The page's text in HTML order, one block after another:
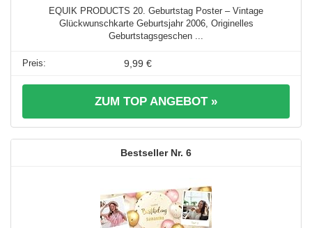
EQUIK PRODUCTS 20. Geburtstag Poster – Vintage
Glückwunschkarte Geburtsjahr 2006, Originelles
Geburtstagsgeschen ...
9,99 €
ZUM TOP ANGEBOT »
6